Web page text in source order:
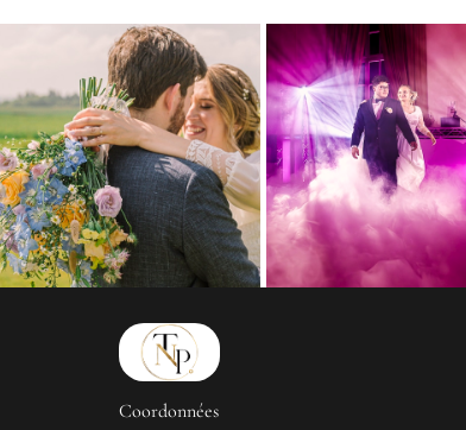
Coordonnées